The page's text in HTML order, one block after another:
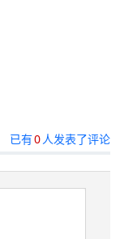
已有0人发表了评论